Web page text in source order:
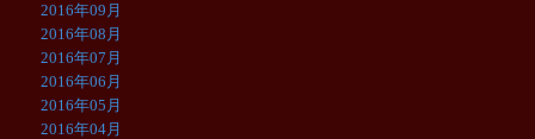
2016年09月
2016年08月
2016年07月
2016年06月
2016年05月
2016年04月